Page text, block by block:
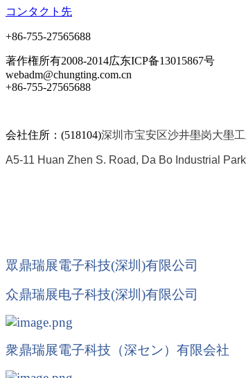
コンタクト先
+86-755-27565688
著作権所有2008-2014広东ICP备13015867号
webadm@chungting.com.cn
+86-755-27565688
会社住所：(518104)深圳市宝安区沙井壆岗大壆
A5-11 Huan Zhen S. Road, Da Bo Industrial
眾鼎瑞展電子科技(深圳)有限公司
众鼎瑞展电子科技(深圳 )有限公司
衆鼎瑞展電子科技（深セン）有限会社